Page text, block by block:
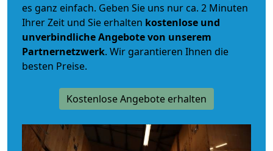
es ganz einfach. Geben Sie uns nur ca. 2 Minuten
Ihrer Zeit und Sie erhalten kostenlose und
unverbindlicheAngebote von unserem
Partnernetzwerk. Wir garantieren Ihnen die
besten Preise.
Kostenlose Angebote erhalten